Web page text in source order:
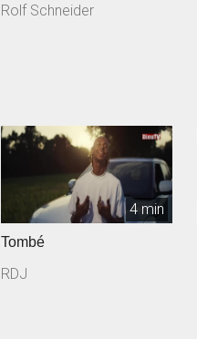
Rolf Schneider
4 min
Tombé
RDJ